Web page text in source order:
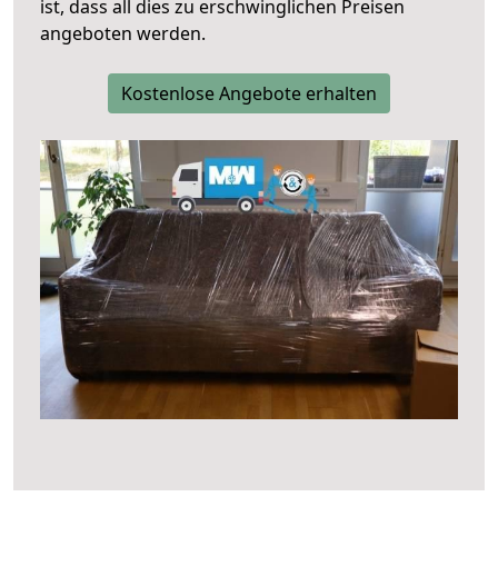
ist, dass all dies zu erschwinglichen Preisen
angeboten werden.
Kostenlose Angebote erhalten